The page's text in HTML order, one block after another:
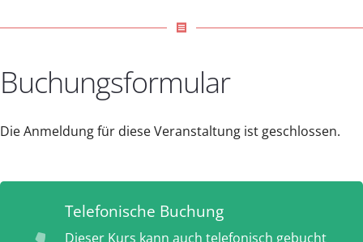
receipt
Buchungsformular
Die Anmeldung für diese Veranstaltung ist geschlossen.
Telefonische Buchung
Dieser Kurs kann auch telefonisch gebucht